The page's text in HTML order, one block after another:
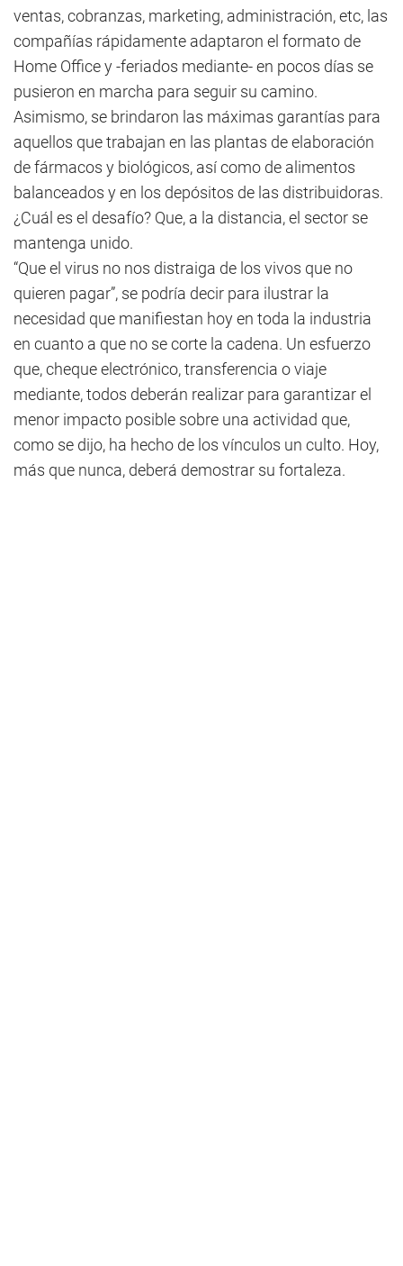
ventas, cobranzas, marketing, administración, etc, las
compañías rápidamente adaptaron el formato de
Home Office y -feriados mediante- en pocos días se
pusieron en marcha para seguir su camino.
Asimismo, se brindaron las máximas garantías para
aquellos que trabajan en las plantas de elaboración
de fármacos y biológicos, así como de alimentos
balanceados y en los depósitos de las distribuidoras.
¿Cuál es el desafío? Que, a la distancia, el sector se
mantenga unido.
“Que el virus no nos distraiga de los vivos que no
quieren pagar”, se podría decir para ilustrar la
necesidad que manifiestan hoy en toda la industria
en cuanto a que no se corte la cadena. Un esfuerzo
que, cheque electrónico, transferencia o viaje
mediante, todos deberán realizar para garantizar el
menor impacto posible sobre una actividad que,
como se dijo, ha hecho de los vínculos un culto. Hoy,
más que nunca, deberá demostrar su fortaleza.